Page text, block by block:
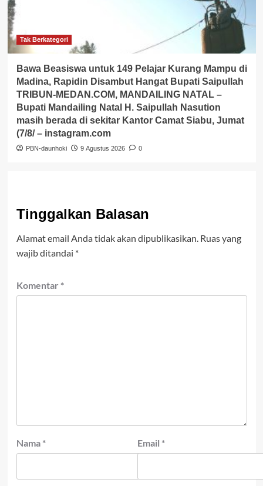
Tak Berkategori
Bawa Beasiswa untuk 149 Pelajar Kurang Mampu di
Madina, Rapidin Disambut Hangat Bupati Saipullah
TRIBUN-MEDAN.COM, MANDAILING NATAL –
Bupati Mandailing Natal H. Saipullah Nasution
masih berada di sekitar Kantor Camat Siabu, Jumat
(7/8/ – instagram.com
PBN-daunhoki 9 Agustus 2026 0
Tinggalkan Balasan
Alamat email Anda tidak akan dipublikasikan. Ruas yang
wajib ditandai *
Komentar *
Nama * Email *